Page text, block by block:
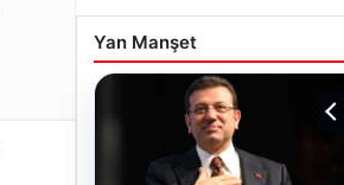
Yan Manşet